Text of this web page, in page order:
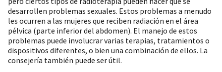
desarrollen problemas sexuales. Estos problemas a menudo
les ocurren a las mujeres que reciben radiación en el área
pélvica (parte inferior del abdomen). El manejo de estos
problemas puede involucrar varias terapias, tratamientos o
dispositivos diferentes, o bien una combinación de ellos. La
consejería también puede ser útil.